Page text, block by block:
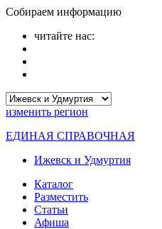
Собираем информацию
читайте нас:
изменить регион
ЕДИНАЯ СПРАВОЧНАЯ
Ижевск и Удмуртия
Каталог
Разместить
Статьи
Афиша